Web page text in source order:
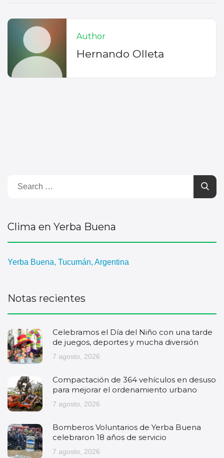
Author
Hernando Olleta
Clima en Yerba Buena
Yerba Buena, Tucumán, Argentina
Notas recientes
Celebramos el Día del Niño con una tarde
de juegos, deportes y mucha diversión
7 agosto, 2026
Compactación de 364 vehículos en desuso
para mejorar el ordenamiento urbano
7 agosto, 2026
Bomberos Voluntarios de Yerba Buena
celebraron 18 años de servicio
7 agosto, 2026